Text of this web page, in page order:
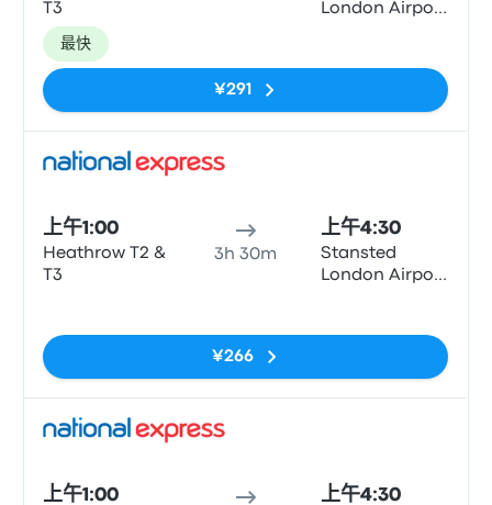
T3
London Airport
最快
¥291
上午1:00
Heathrow T2 &
T3
3h 30m
上午4:30
Stansted
London Airport
¥266
上午1:00 上午4:30